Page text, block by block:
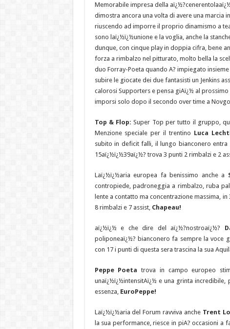
Memorabile impresa della
dimostra ancora una volta di avere una marcia
riuscendo ad imporre il proprio dinamismo a
sono laï¿½ï¿½unione e la voglia, anche la
dunque, con cinque play in doppia cifra, bene
forza a rimbalzo nel pitturato, molto bella la
duo Forray-Poeta quando A? impiegato
subire le giocate dei due fantasisti un Jenkins
calorosi Supporters e pensa giAï¿½ al
imporsi solo dopo il secondo over time a
Top & Flop:Super Top per tutto il gruppo,
Menzione speciale per il trentino Luca
subito in deficit falli, il lungo bianconero
15aï¿½ï¿½39aï¿½? trova 3 punti 2 rimbalzi e 2
Laï¿½ï¿½aria europea fa benissimo anche a
contropiede, padroneggia a rimbalzo, ruba
lente a contatto ma concentrazione massima,
8 rimbalzi e 7 assist, Chapeau!
aï¿½ï¿½ e che dire del aï¿½?nostroaï¿½?
poliponeaï¿½? bianconero fa sempre la voce
con 17 i punti di questa sera trascina la sua
Peppe Poetatrova in campo europeo
unaï¿½ï¿½intensitAï¿½ e una grinta incredibile,
essenza, EuroPeppe!
Laï¿½ï¿½aria del Forum ravviva anche Trent
la sua performance, riesce in piA? occasioni a